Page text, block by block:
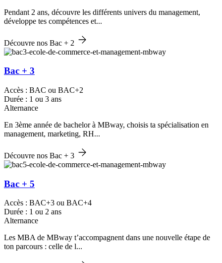
Pendant 2 ans, découvre les différents univers du management,
développe tes compétences et...
Découvre nos Bac + 2
Bac + 3
Accès : BAC ou BAC+2
Durée : 1 ou 3 ans
Alternance
En 3ème année de bachelor à MBway, choisis ta spécialisation en
management, marketing, RH...
Découvre nos Bac + 3
Bac + 5
Accès : BAC+3 ou BAC+4
Durée : 1 ou 2 ans
Alternance
Les MBA de MBway t’accompagnent dans une nouvelle étape de
ton parcours : celle de l...